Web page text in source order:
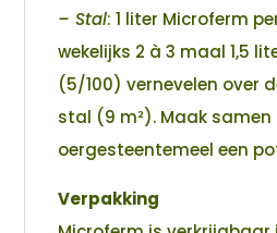
– Stal: 1 liter Microferm
wekelijks 2 à 3 maal 1,5
(5/100) vernevelen over
stal (9 m²). Maak
oergesteentemeel een
Verpakking